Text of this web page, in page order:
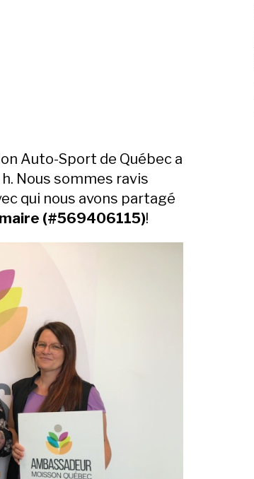
Auto-Sport de Québec a
Nous sommes ravis
qui nous avons partagé
(#569406115)!